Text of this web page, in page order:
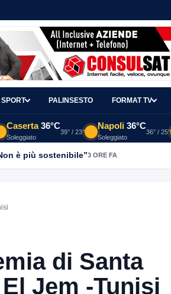
SPORT PALINSESTO FORMAT TV
Caserta 36°C
Soleggiato
39° / 23°
Napoli 36°C
Soleggiato
36° / 25°
è più sostenibile”3 ORE FA
di Santa
Jem -Tunisi